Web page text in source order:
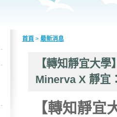
首頁 > 最新消息
【轉知靜宜大
Minerva X 靜宜
【轉知靜